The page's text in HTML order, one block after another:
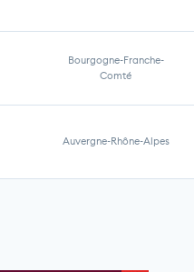
Bourgogne-Franche-
Comté
Auvergne-Rhône-Alpes